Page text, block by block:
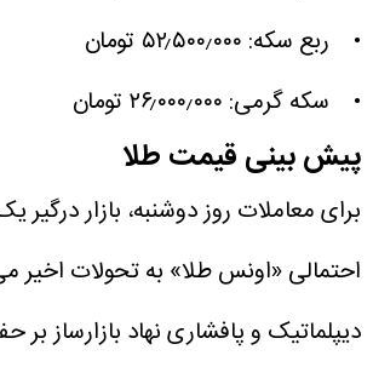
• ربع سکه: ۵۲٫۵۰۰٫۰۰۰ تومان
• سکه گرمی: ۲۶٫۰۰۰٫۰۰۰ تومان
پیش بینی قیمت طلا
برای معاملات روز دوشنبه، بازار
احتمالی «اونس طلا» به تحولات اخیر
دیپلماتیک و پافشاری نهاد بازارساز